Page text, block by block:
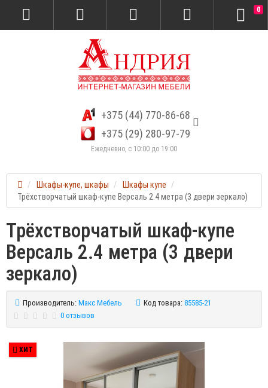
+375 (44) 770-86-68
+375 (29) 280-97-79
Ежедневно, с 10:00 до 19:00
0
Шкафы-купе, шкафы
Шкафы купе
Трёхстворчатый шкаф-купе Версаль 2.4 метра (3 двери зеркало)
Трёхстворчатый шкаф-купе
Версаль 2.4 метра (3 двери
зеркало)
Производитель: Макс Мебель Код товара: 85585-21
0 отзывов
ХИТ